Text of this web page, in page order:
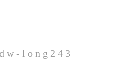
long243